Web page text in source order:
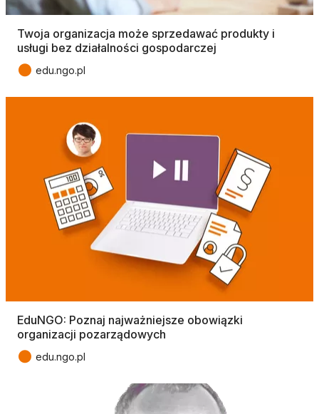
Twoja organizacja może sprzedawać produkty i
usługi bez działalności gospodarczej
● edu.ngo.pl
EduNGO: Poznaj najważniejsze obowiązki
organizacji pozarządowych
● edu.ngo.pl